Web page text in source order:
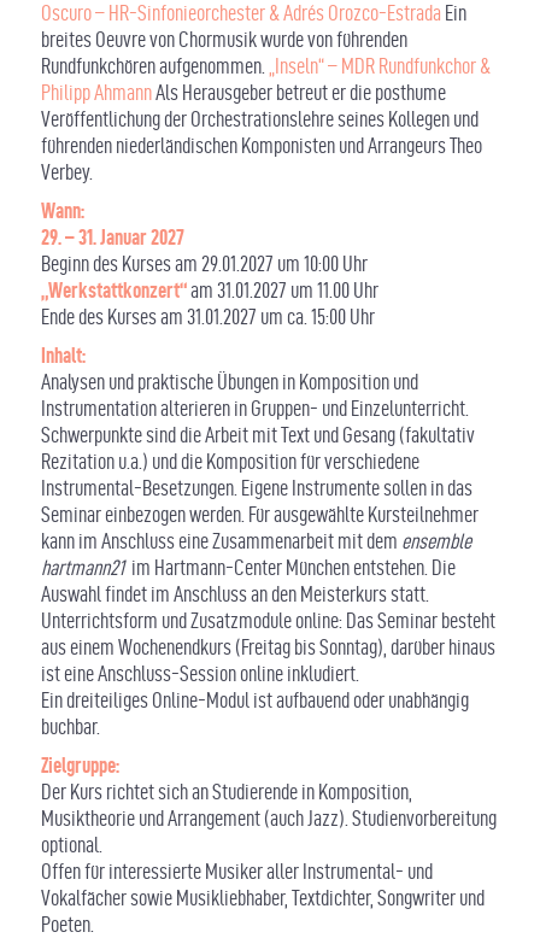
Oscuro – HR-Sinfonieorchester & Adrés Orozco-Estrada Ein
breites Oeuvre von Chormusik wurde von führenden
Rundfunkchören aufgenommen.
„Inseln“ – MDR Rundfunkchor &
Philipp AhmannAls Herausgeber betreut er die posthume
Veröffentlichung der Orchestrationslehre seines Kollegen und
führenden niederländischen Komponisten und Arrangeurs Theo
Verbey.
Wann:
29. – 31. Januar 2027
Beginn des Kurses am 29.01.2027 um 10:00 Uhr
„Werkstattkonzert“am 31.01.2027 um 11.00 Uhr
Ende des Kurses am 31.01.2027 um ca. 15:00 Uhr
Inhalt:
Analysen und praktische Übungen in Komposition und
Instrumentation alterieren in Gruppen- und Einzelunterricht.
Schwerpunkte sind die Arbeit mit Text und Gesang (fakultativ
Rezitation u.a.) und die Komposition für verschiedene
Instrumental-Besetzungen. Eigene Instrumente sollen in das
Seminar einbezogen werden. Für ausgewählte Kursteilnehmer
kann im Anschluss eine Zusammenarbeit mit dem ensemble
hartmann21im Hartmann-Center München entstehen. Die
Auswahl findet im Anschluss an den Meisterkurs statt.
Unterrichtsform und Zusatzmodule online: Das Seminar besteht
aus einem Wochenendkurs (Freitag bis Sonntag), darüber hinaus
ist eine Anschluss-Session online inkludiert.
Ein dreiteiliges Online-Modul ist aufbauend oder unabhängig
buchbar.
Zielgruppe:
Der Kurs richtet sich an Studierende in Komposition,
Musiktheorie und Arrangement (auch Jazz). Studienvorbereitung
optional.
Offen für interessierte Musiker aller Instrumental- und
Vokalfächer sowie Musikliebhaber, Textdichter, Songwriter und
Poeten.